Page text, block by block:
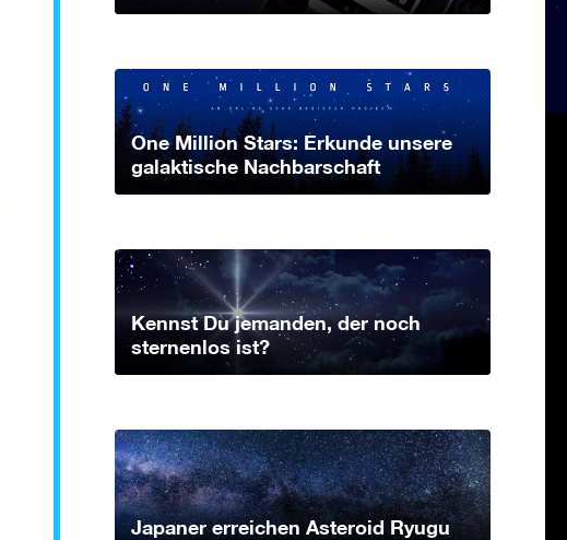
One Million Stars: Erkunde unsere
galaktische Nachbarschaft
Kennst Du jemanden, der noch
sternenlos ist?
Japaner erreichen Asteroid Ryugu